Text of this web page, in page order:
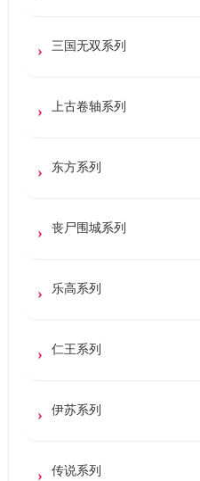
三国无双系列
上古卷轴系列
东方系列
丧尸围城系列
乐高系列
仁王系列
伊苏系列
传说系列